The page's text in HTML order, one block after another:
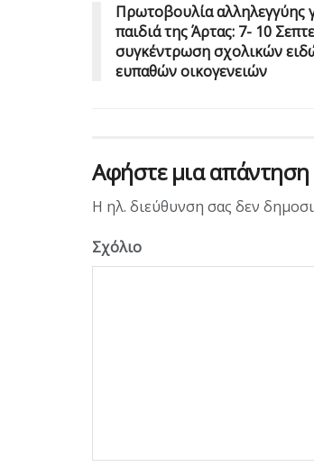
Πρωτοβουλία αλληλεγγύης
παιδιά της Άρτας: 7- 10
συγκέντρωση σχολικών
ευπαθών οικογενειών
Αφήστε μια απάντηση
Η ηλ. διεύθυνση σας δεν
Σχόλιο